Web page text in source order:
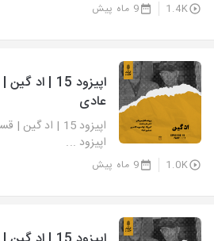
1.4K 9 ماه پیش
عادی
اپیزود ...
1.0K 9 ماه پیش